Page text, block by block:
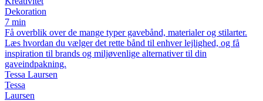
Dekoration
7 min
Få overblik over de mange typer gavebånd, materialer og stilarter.
Læs hvordan du vælger det rette bånd til enhver lejlighed, og få
inspiration til brands og miljøvenlige alternativer til din
gaveindpakning.
Tessa Laursen
Tessa
Laursen